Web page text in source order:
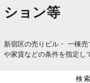
ション等
新宿区の売りビル・ 一棟
や家賃などの条件を指定し
検